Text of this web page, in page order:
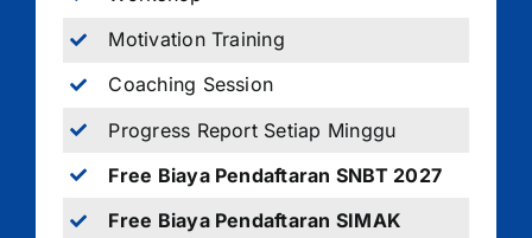
Motivation Training
Coaching Session
Progress Report Setiap Minggu
Free Biaya Pendaftaran SNBT 2027
Free Biaya Pendaftaran SIMAK